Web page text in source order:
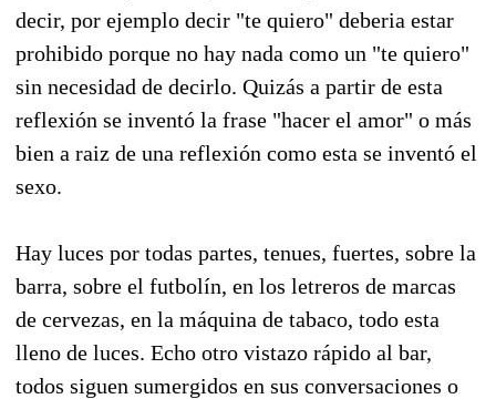
decir, por ejemplo decir "te quiero" deberia estar
prohibido porque no hay nada como un "te quiero"
sin necesidad de decirlo. Quizás a partir de esta
reflexión se inventó la frase "hacer el amor" o más
bien a raiz de una reflexión como esta se inventó el
sexo.
Hay luces por todas partes, tenues, fuertes, sobre la
barra, sobre el futbolín, en los letreros de marcas
de cervezas, en la máquina de tabaco, todo esta
lleno de luces. Echo otro vistazo rápido al bar,
todos siguen sumergidos en sus conversaciones o